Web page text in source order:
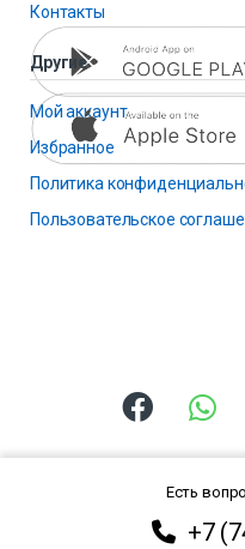
Контакты
Другие
Мой аккаунт
Избранное
Политика
Пользовательское
Есть
+7